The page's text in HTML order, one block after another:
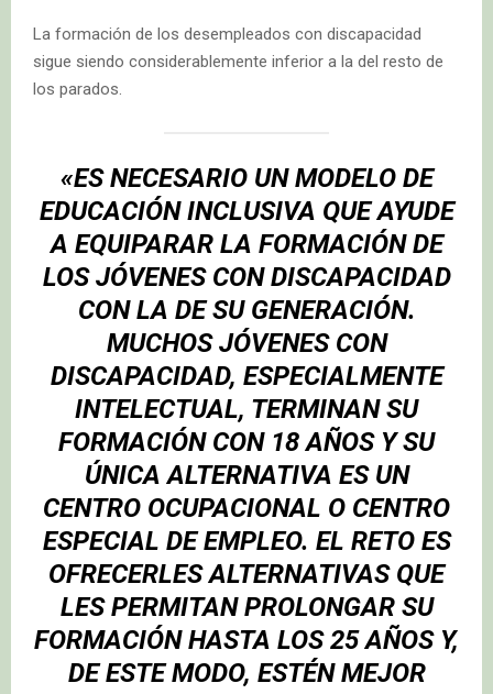
La formación de los desempleados con discapacidad
sigue siendo considerablemente inferior a la del resto de
los parados.
«ES NECESARIO UN MODELO DE
EDUCACIÓN INCLUSIVA QUE AYUDE
A EQUIPARAR LA FORMACIÓN DE
LOS JÓVENES CON DISCAPACIDAD
CON LA DE SU GENERACIÓN.
MUCHOS JÓVENES CON
DISCAPACIDAD, ESPECIALMENTE
INTELECTUAL, TERMINAN SU
FORMACIÓN CON 18 AÑOS Y SU
ÚNICA ALTERNATIVA ES UN
CENTRO OCUPACIONAL O CENTRO
ESPECIAL DE EMPLEO. EL RETO ES
OFRECERLES ALTERNATIVAS QUE
LES PERMITAN PROLONGAR SU
FORMACIÓN HASTA LOS 25 AÑOS Y,
DE ESTE MODO, ESTÉN MEJOR